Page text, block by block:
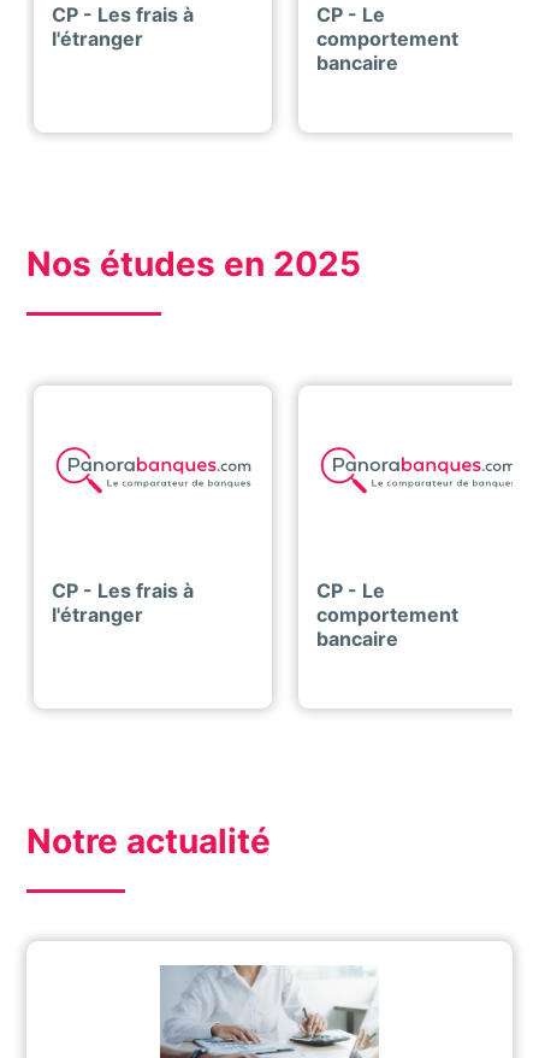
CP - Les frais à
l'étranger
CP - Le
comportement
bancaire
Nos études en 2025
CP - Les frais à
l'étranger
CP - Le
comportement
bancaire
Notre actualité